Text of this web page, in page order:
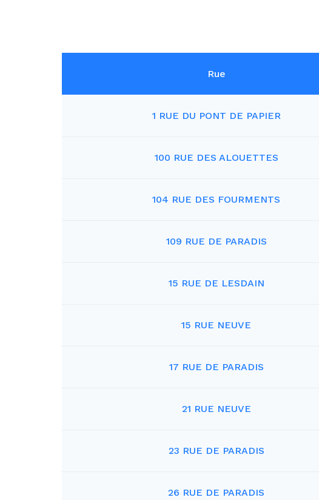
Rue
1 RUE DU PONT DE PAPIER
100 RUE DES ALOUETTES
104 RUE DES FOURMENTS
109 RUE DE PARADIS
15 RUE DE LESDAIN
15 RUE NEUVE
17 RUE DE PARADIS
21 RUE NEUVE
23 RUE DE PARADIS
26 RUE DE PARADIS